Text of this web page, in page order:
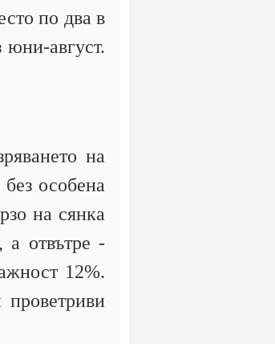
по два в
юни-август.
на
особена
на сянка
отвътре -
12%.